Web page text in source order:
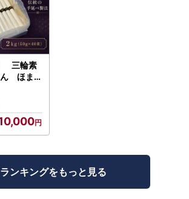
三輪素
ん ほま
束)
ランキングをもっと見る